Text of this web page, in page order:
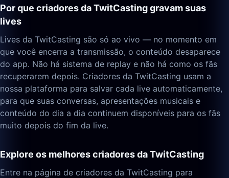
Por que criadores da TwitCasting gravam suas
lives
Lives da TwitCasting são só ao vivo — no momento em
que você encerra a transmissão, o conteúdo desaparece
do app. Não há sistema de replay e não há como os fãs
recuperarem depois. Criadores da TwitCasting usam a
nossa plataforma para salvar cada live automaticamente,
para que suas conversas, apresentações musicais e
conteúdo do dia a dia continuem disponíveis para os fãs
muito depois do fim da live.
Explore os melhores criadores da TwitCasting
Entre na página de criadores da TwitCasting para